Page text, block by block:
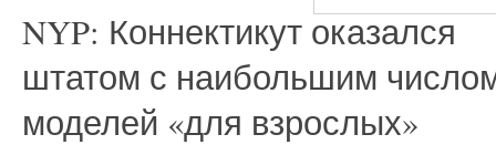
NYP: Коннектикут оказался
штатом с наибольшим
моделей «для взрослых»